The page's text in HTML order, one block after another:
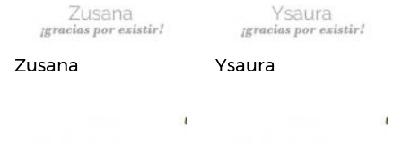
Zusana Ysaura